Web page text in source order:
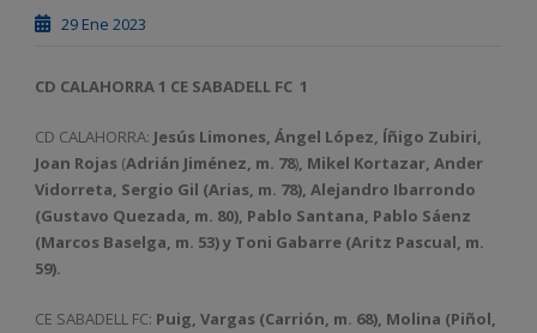
29 Ene 2023
CD CALAHORRA 1 CE SABADELL FC 1
CD CALAHORRA: Jesús Limones, Ángel López, Íñigo Zubiri,
Joan Rojas (Adrián Jiménez, m. 78), Mikel Kortazar, Ander
Vidorreta, Sergio Gil (Arias, m. 78), Alejandro Ibarrondo
(Gustavo Quezada, m. 80), Pablo Santana, Pablo Sáenz
(Marcos Baselga, m. 53)y Toni Gabarre (Aritz Pascual, m.
59).
CE SABADELL FC: Puig, Vargas (Carrión, m. 68), Molina (Piñol,